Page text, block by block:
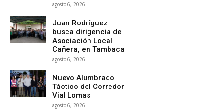
agosto 6, 2026
Juan Rodríguez
busca dirigencia de
Asociación Local
Cañera, en Tambaca
agosto 6, 2026
Nuevo Alumbrado
Táctico del Corredor
Vial Lomas
agosto 6, 2026